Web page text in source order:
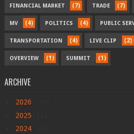
FINANCIAL MARKET (7) TRADE (7)
MV (4) POLITICS (4) PUBLIC
TRANSPORTATION (4) LIVE CLIP (2)
OVERVIEW (1) SUMMIT (1)
ARCHIVE
2026
2025
2024